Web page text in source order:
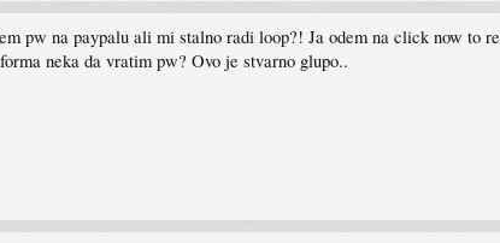
pw na paypalu ali mi stalno radi loop?! Ja odem na click now
neka da vratim pw? Ovo je stvarno glupo..